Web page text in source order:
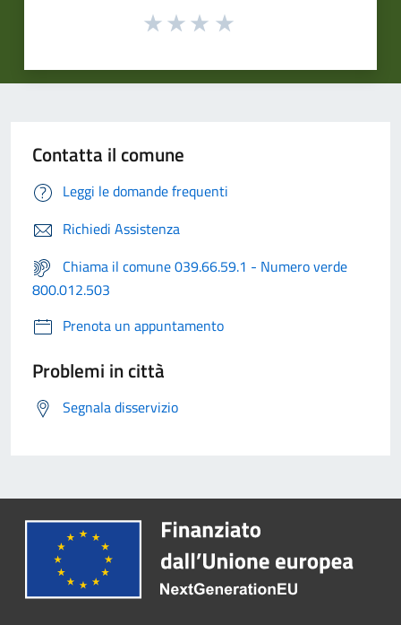
Contatta il comune
Leggi le domande frequenti
Richiedi Assistenza
Chiama il comune 039.66.59.1 - Numero verde
800.012.503
Prenota un appuntamento
Problemi in città
Segnala disservizio